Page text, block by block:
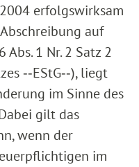
erfolgswirksam
auf
1 Nr. 2 Satz 2
‑‑EStG‑‑), liegt
im Sinne des
gilt das
wenn der
im